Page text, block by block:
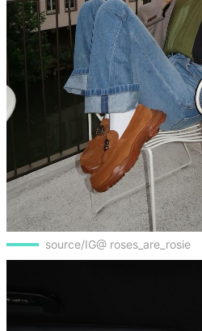
source/IG@ roses_are_rosie